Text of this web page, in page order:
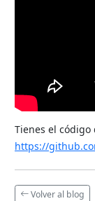
Tienes el
https://
Volver al blog